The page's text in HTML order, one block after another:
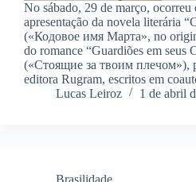
No sábado, 29 de março, ocorreu
apresentação da novela literária
(«Кодовое имя Марта», no
do romance “Guardiões em seus
(«Стоящие за твоим плечом»),
editora Rugram, escritos em
Lucas Leiroz
1 de abril
Brasilidade